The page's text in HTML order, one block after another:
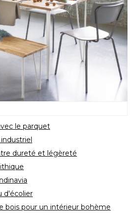
le parquet
dureté et légèreté
d'écolier
bois pour un intérieur bohème